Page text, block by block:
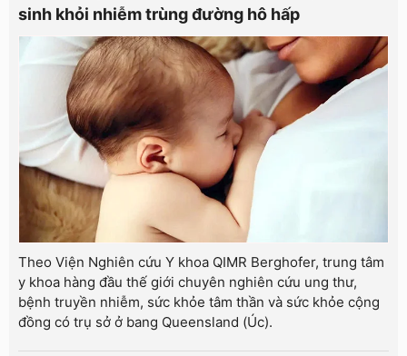
sinh khỏi nhiễm trùng đường hô hấp
Theo Viện Nghiên cứu Y khoa QIMR Berghofer, trung tâm
y khoa hàng đầu thế giới chuyên nghiên cứu ung thư,
bệnh truyền nhiễm, sức khỏe tâm thần và sức khỏe cộng
đồng có trụ sở ở bang Queensland (Úc).